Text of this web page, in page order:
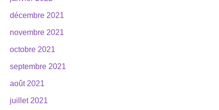
décembre 2021
novembre 2021
octobre 2021
septembre 2021
août 2021
juillet 2021